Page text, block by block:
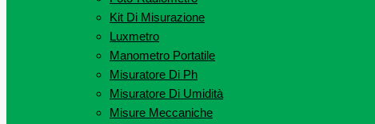
Kit Di Misurazione
Luxmetro
Manometro Portatile
Misuratore Di Ph
Misuratore Di Umidità
Misure Meccaniche